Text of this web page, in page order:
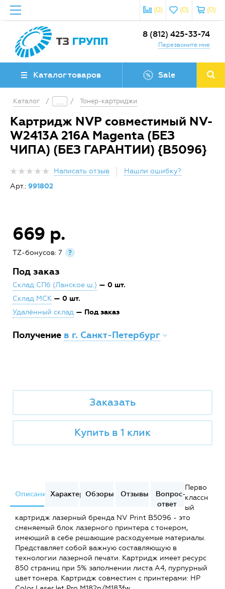
(0)
(0)
(0)
8 (812) 425-33-74
Перезвоните мне
Каталог товаров Sale
Каталог / / Тонер-картриджи
Картридж NVP совместимый NV-
W2413A 216A Magenta (БЕЗ
ЧИПА) (БЕЗ ГАРАНТИИ) {B5096}
Написать отзыв
Нашли ошибку?
Арт.: 991802
669 р.
TZ-бонусов: 7 ?
Под заказ
Склад СПб (Ланское ш.) — 0 шт.
Склад МСК — 0 шт.
Удалённый склад — Под заказ
Получение в г. Санкт-Петербург
Заказать
Купить в 1 клик
ОписаниеХарактеристики
Обзоры Отзывы
Вопрос-
ответ
Перво
классн
ый
картридж лазерный бренда NV Print B5096 - это
сменяемый блок лазерного принтера с тонером,
имеющий в себе решающие расходуемые материалы.
Представляет собой важную составляющую в
технологии лазерной печати. Картридж имеет ресурс
850 страниц при 5% заполнении листа А4, пурпурный
цвет тонера. Картридж совместим c принтерами: HP